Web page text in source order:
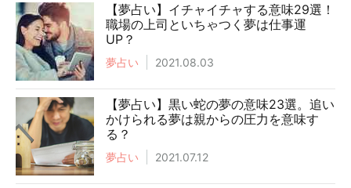
【夢占い】イチャイチャする意味29選！
職場の上司といちゃつく夢は仕事運
UP？
夢占い 2021.08.03
【夢占い】黒い蛇の夢の意味23選。追い
かけられる夢は親からの圧力を意味す
る？
夢占い 2021.07.12